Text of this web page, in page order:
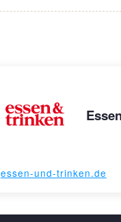
essen-und-trinken.de